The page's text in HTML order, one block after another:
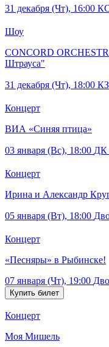
31 декабря (Чт), 16:00
Шоу
CONCORD
Штрауса"
31 декабря (Чт), 18:00
Концерт
ВИА «Синяя птица»
03 января (Вс), 18:00 ДК
Концерт
Ирина и Александр
05 января (Вт), 18:00
Концерт
«Песняры» в Рыбинске!
07 января (Чт), 19:00
Концерт
Моя Мишель